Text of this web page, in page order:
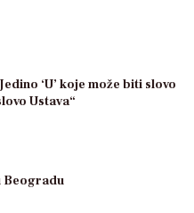
‘U’ koje može biti slovo
Ustava“
Beogradu